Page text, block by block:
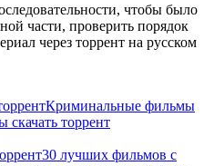
чтобы было
части, проверить порядок
через торрент на русском
Криминальные фильмы
торрент
30 лучших фильмов с